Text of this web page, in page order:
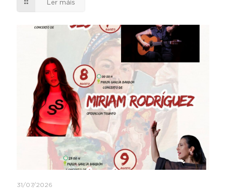
Ler máis
31/07/2026